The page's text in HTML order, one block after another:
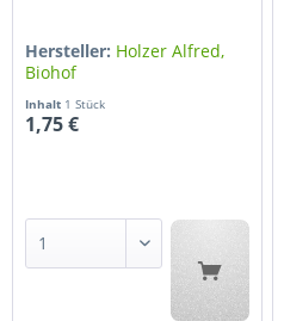
Hersteller: Holzer Alfred,
Biohof
Inhalt 1 Stück
1,75 €